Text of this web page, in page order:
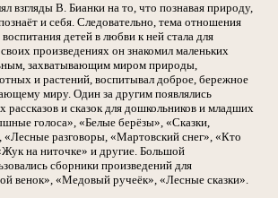
взгляды В. Бианки на то, что познавая природу,
и себя. Следовательно, тема отношения
детей в любви к ней стала для
произведениях он знакомил маленьких
захватывающим миром природы,
и растений, воспитывал доброе, бережное
миру. Один за другим появлялись
рассказов и сказок для дошкольников и младших
голоса», «Белые берёзы», «Сказки,
«Лесные разговоры, «Мартовский снег», «Кто
на ниточке» и другие. Большой
сборники произведений для
венок», «Медовый ручеёк», «Лесные сказки».